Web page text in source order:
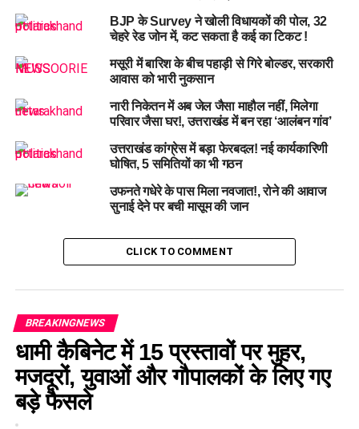
नगर निकाय चुनाव की तैयारी अब अंतिम चरण में है, और आगामी 25 दिसंबर
तक चुनाव की अधिसूचना जारी होने की संभावना है। चुनाव 20 जनवरी तक
#UttarakhandMunicipalElections, #OBCReservation,
#UrbanDevelopmentDirectorate
RELATED TOPICS:
OBC RESERVATION
RULES NOTIFICATION APPROVED
SUPREME COURT ORDER
URBAN DEVELOPMENT DIRECTORATE
UTTARAKHAND MUNICIPAL ELECTIONS
BJP के Survey ने खोली विधायकों की पोल, 32
चेहरे रेड जोन में, कट सकता है कई का टिकट !
मसूरी में बारिश के बीच पहाड़ी से गिरे बोल्डर, सरकारी
आवास को भारी नुकसान
नारी निकेतन में अब जेल जैसा माहौल नहीं, मिलेगा
परिवार जैसा घर!, उत्तराखंड में बन रहा ‘आलंबन गांव’
उत्तराखंड कांग्रेस में बड़ा फेरबदल! नई कार्यकारिणी
घोषित, 5 समितियों का भी गठन
उफनते गधेरे के पास मिला नवजात!, रोने की आवाज
सुनाई देने पर बची मासूम की जान
CLICK TO COMMENT
BREAKINGNEWS
धामी कैबिनेट में 15 प्रस्तावों पर मुहर,
मजदूरों, युवाओं और गौपालकों के लिए गए
बड़े फैसले